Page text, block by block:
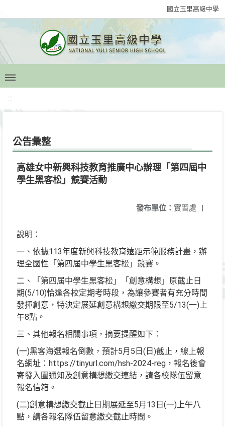
國立玉里高級中學
:::
公告彙整
高雄女中新興科技教育推廣中心辦理「第四屆中
學生黑客松」競賽活動
發布單位： 實習處 |
說明：
一、依據113年度新興科技教育遠距示範服務計畫，辦
理全國性「第四屆中學生黑客松」競賽。
二、「第四屆中學生黑客松」「創意構想」原截止日
期(5/10)恰逢各校定期考時段，為讓參賽者有充分時間
發揮創意，特決定展延創意構想繳交期限至5/13(一)上
午8點。
三、其他報名相關事項，摘要提醒如下：
(一)黑客海選報名倒數，預計5月5日(日)截止，線上報
名網址：https://tinyurl.com/hsh-2024-reg，報名後會
寄發入圍通知及創意構想繳交連結，請各校隊伍留意
報名信箱。
(二)創意構想繳交截止日期展延至5月13日(一)上午八
點，請各報名隊伍留意繳交截止時間。